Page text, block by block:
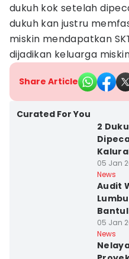
dukuh kok setelah
dukuh kan justru
miskin mendapatkan
dijadikan keluarga
Share Article
Curated For You
2
05 Jan
News
Audit
Bantul
05 Jan
News